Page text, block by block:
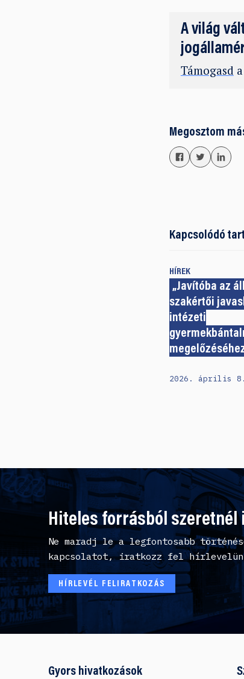
A világ
Támogasd
Megosztom
Kapcsolódó
HÍREK
„Javítóba az
szakértői
intézeti
2026. április 8.
Hiteles forrásból
Ne maradj le a legfontosabb
kapcsolatot, iratkozz fel
HÍRLEVÉL FELIRATKOZÁS
Gyors hivatkozások